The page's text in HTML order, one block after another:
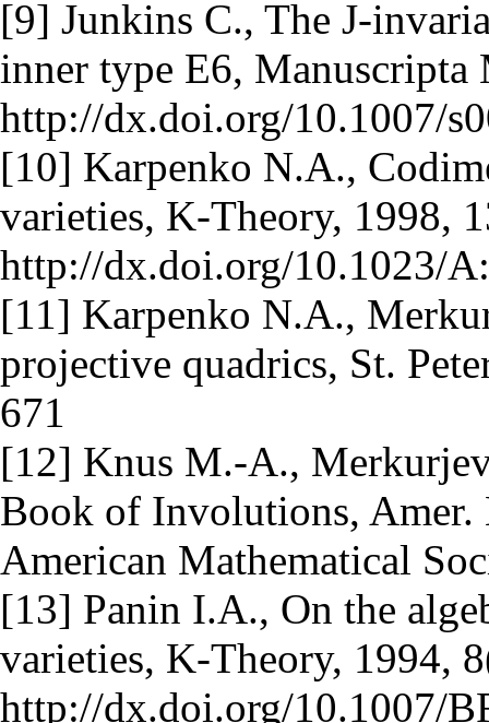
[9] Junkins C., The J-
inner type E6,
http://dx.doi.org/10.1007/
[10] Karpenko N.A.,
varieties, K-Theory, 1998,
http://dx.doi.org/10.1023/
[11] Karpenko N.A.,
projective quadrics, St.
671
[12] Knus M.-A.,
Book of Involutions,
American Mathematical
[13] Panin I.A., On the
varieties, K-Theory, 1994,
http://dx.doi.org/10.1007/